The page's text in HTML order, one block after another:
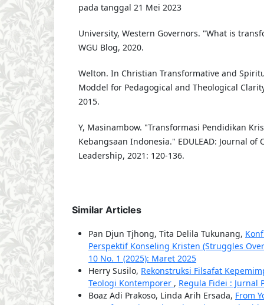
pada tanggal 21 Mei 2023
University, Western Governors. "What is
WGU Blog, 2020.
Welton. In Christian Transformative and
Moddel for Pedagogical and Theological
2015.
Y, Masinambow. "Transformasi Pendidikan
Kebangsaan Indonesia." EDULEAD: Journal
Leadership, 2021: 120-136.
Similar Articles
Pan Djun Tjhong, Tita Delila Tukunang,
Perspektif Konseling Kristen (Struggles
10 No. 1 (2025): Maret 2025
Herry Susilo, Rekonstruksi Filsafat
Teologi Kontemporer , Regula Fidei : Jurnal
Boaz Adi Prakoso, Linda Arih Ersada, From